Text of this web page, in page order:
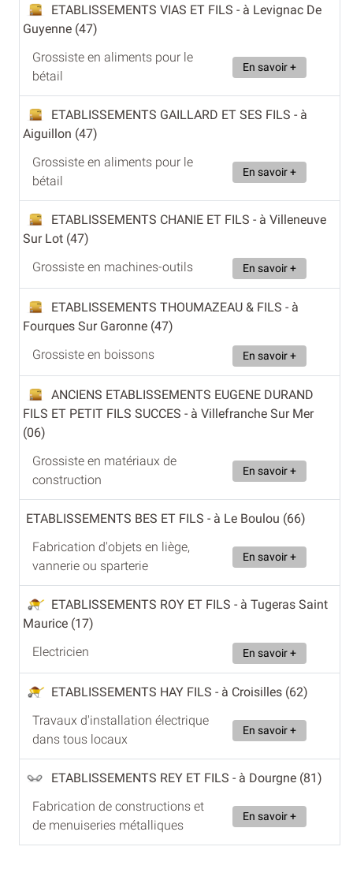
ETABLISSEMENTS VIAS ET FILS - à Levignac De
Guyenne (47)
Grossiste en aliments pour le
bétail
En savoir +
ETABLISSEMENTS GAILLARD ET SES FILS - à
Aiguillon (47)
Grossiste en aliments pour le
bétail
En savoir +
ETABLISSEMENTS CHANIE ET FILS - à Villeneuve
Sur Lot (47)
Grossiste en machines-outils
En savoir +
ETABLISSEMENTS THOUMAZEAU & FILS - à
Fourques Sur Garonne (47)
Grossiste en boissons
En savoir +
ANCIENS ETABLISSEMENTS EUGENE DURAND
FILS ET PETIT FILS SUCCES - à Villefranche Sur Mer
(06)
Grossiste en matériaux de
construction
En savoir +
ETABLISSEMENTS BES ET FILS - à Le Boulou (66)
Fabrication d'objets en liège,
vannerie ou sparterie
En savoir +
ETABLISSEMENTS ROY ET FILS - à Tugeras Saint
Maurice (17)
Electricien
En savoir +
ETABLISSEMENTS HAY FILS - à Croisilles (62)
Travaux d'installation électrique
dans tous locaux
En savoir +
ETABLISSEMENTS REY ET FILS - à Dourgne (81)
Fabrication de constructions et
de menuiseries métalliques
En savoir +